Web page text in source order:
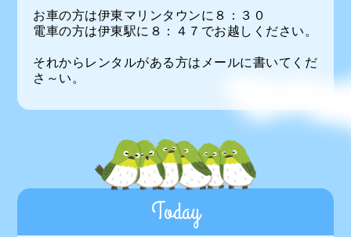
お車の方は伊東マリンタウンに８：３０
電車の方は伊東駅に８：４７でお越しください。
それからレンタルがある方はメールに書いてくだ
さ～い。
Today